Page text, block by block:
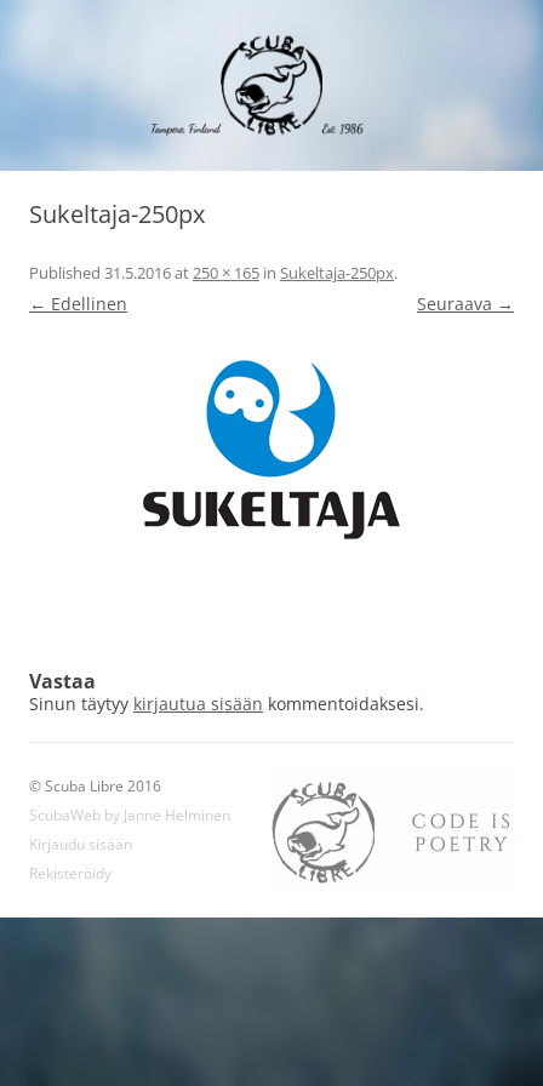
Sukeltaja-250px
Published 31.5.2016at250 × 165 in Sukeltaja-250px.
← Edellinen Seuraava →
Vastaa
Sinun täytyy kirjautua sisään kommentoidaksesi.
© Scuba Libre 2016
ScubaWeb by Janne Helminen
Kirjaudu sisään
Rekisteröidy